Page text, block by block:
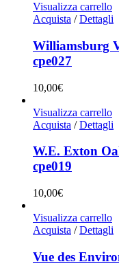
Visualizza carrello
Acquista / Dettagli
Williamsburg
cpe027
10,00€
Visualizza carrello
Acquista / Dettagli
W.E. Exton
cpe019
10,00€
Visualizza carrello
Acquista / Dettagli
Vue des